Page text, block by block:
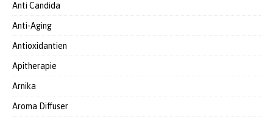
Anti Candida
Anti-Aging
Antioxidantien
Apitherapie
Arnika
Aroma Diffuser